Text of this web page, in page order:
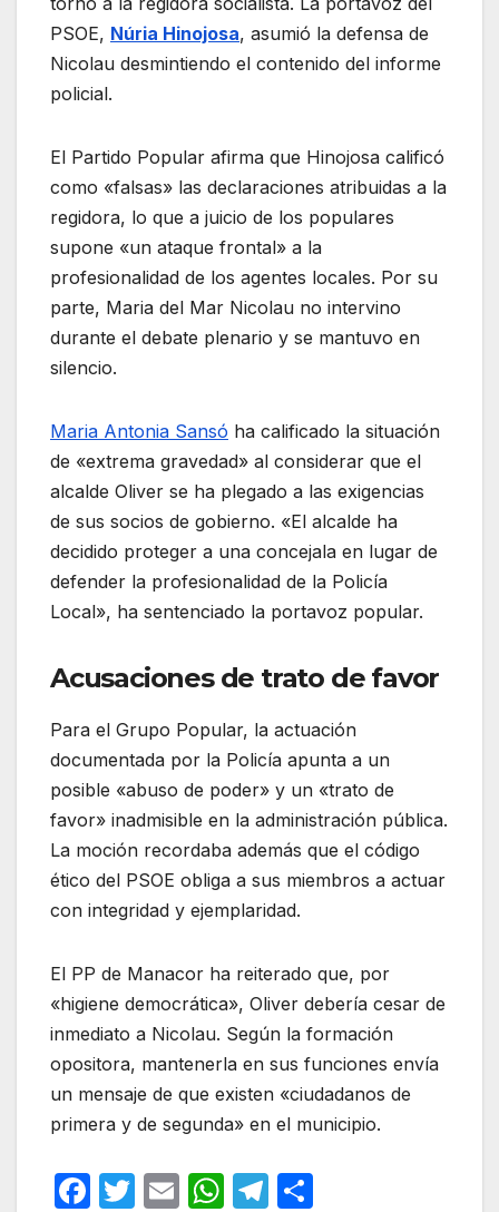
PSOE, Núria Hinojosa, asumió la defensa de
Nicolau desmintiendo el contenido del informe
policial.
El Partido Popular afirma que Hinojosa calificó
como «falsas» las declaraciones atribuidas a la
regidora, lo que a juicio de los populares
supone «un ataque frontal» a la
profesionalidad de los agentes locales. Por su
parte, Maria del Mar Nicolau no intervino
durante el debate plenario y se mantuvo en
silencio.
Maria Antonia Sansó ha calificado la situación
de «extrema gravedad» al considerar que el
alcalde Oliver se ha plegado a las exigencias
de sus socios de gobierno. «El alcalde ha
decidido proteger a una concejala en lugar de
defender la profesionalidad de la Policía
Local», ha sentenciado la portavoz popular.
Acusaciones de trato de favor
Para el Grupo Popular, la actuación
documentada por la Policía apunta a un
posible «abuso de poder» y un «trato de
favor» inadmisible en la administración pública.
La moción recordaba además que el código
ético del PSOE obliga a sus miembros a actuar
con integridad y ejemplaridad.
El PP de Manacor ha reiterado que, por
«higiene democrática», Oliver debería cesar de
inmediato a Nicolau. Según la formación
opositora, mantenerla en sus funciones envía
un mensaje de que existen «ciudadanos de
primera y de segunda» en el municipio.
F
T
E
W T